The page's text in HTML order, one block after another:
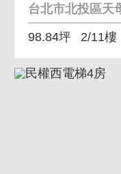
台北市北投區天
98.84坪 2/11樓